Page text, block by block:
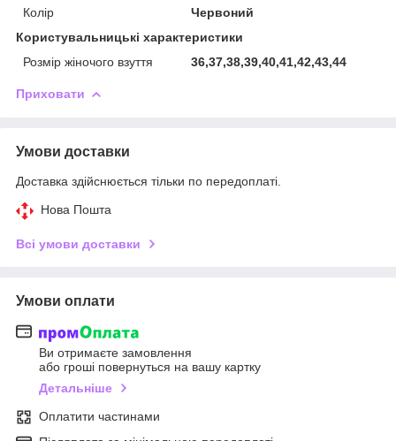
Колір
Червоний
Користувальницькі характеристики
Розмір жіночого взуття
36,37,38,39,40,41,42,43,44
Приховати
Умови доставки
Доставка здійснюється тільки по передоплаті.
Нова Пошта
Всі умови доставки
Умови оплати
Ви отримаєте замовлення
або гроші повернуться на вашу картку
Детальніше
Оплатити частинами